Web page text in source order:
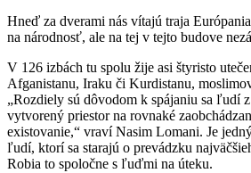
Hneď za dverami nás vítajú traja
na národnosť, ale na tej v tejto budove
V 126 izbách tu spolu žije asi štyristo
Afganistanu, Iraku či Kurdistanu,
„Rozdiely sú dôvodom k spájaniu sa ľudí
vytvorený priestor na rovnaké
existovanie,“ vraví Nasim Lomani. Je
ľudí, ktorí sa starajú o prevádzku
Robia to spoločne s ľuďmi na úteku.